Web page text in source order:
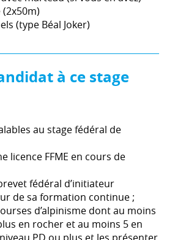
(type Béal Joker)
à ce stage
au stage fédéral de
licence FFME en cours de
fédéral d’initiateur
de sa formation continue ;
d’alpinisme dont au moins
en rocher et au moins 5 en